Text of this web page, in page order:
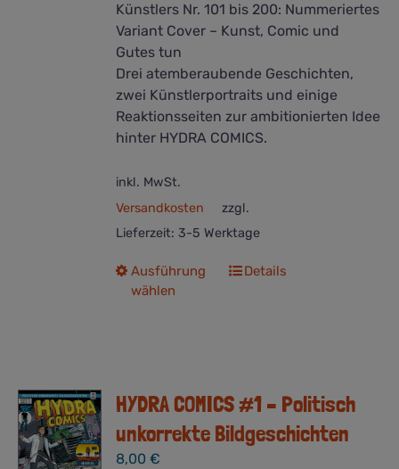
Künstlers Nr. 101 bis 200: Nummeriertes
Variant Cover – Kunst, Comic und
Gutes tun
Drei atemberaubende Geschichten,
zwei Künstlerportraits und einige
Reaktionsseiten zur ambitionierten Idee
hinter HYDRA COMICS.
inkl. MwSt.
zzgl.
Versandkosten
Lieferzeit: 3-5 Werktage
Ausführung
wählen
Dieses
Die
können
Details
HYDRA COMICS #1 – Politisch
unkorrekte Bildgeschichten
8,00€